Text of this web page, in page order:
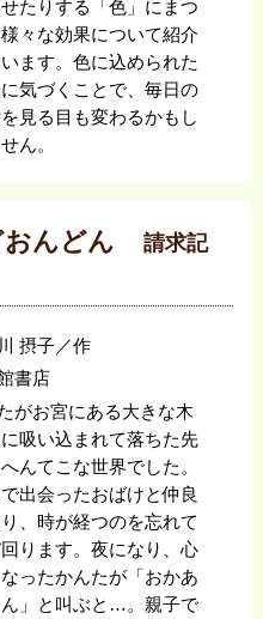
たりする「色」にまつ
々な効果について紹介
います。色に込められた
気づくことで、毎日の
見る目も変わるかもし
ん。
んどん
請求記
摂子／作
書店
がお宮にある大きな木
吸い込まれて落ちた先
んてこな世界でした。
出会ったおばけと仲良
り、時が経つのを忘れて
ります。夜になり、心
ったかんたが「おかあ
ん」と叫ぶと…。親子で